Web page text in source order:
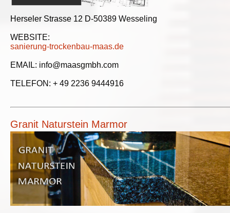
Herseler Strasse 12 D-50389 Wesseling
WEBSITE:
sanierung-trockenbau-maas.de
EMAIL: info@maasgmbh.com
TELEFON: + 49 2236 9444916
Granit Naturstein Marmor